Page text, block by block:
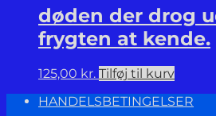
iconoclastria
Cinquanta
alla
døden der drog
frygten at kende.
125,00 kr. Tilføj til kurv
HANDELSBETINGELSER